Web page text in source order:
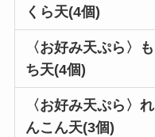
くら天(4個)
〈お好み天ぷら〉も
ち天(4個)
〈お好み天ぷら〉れ
んこん天(3個)